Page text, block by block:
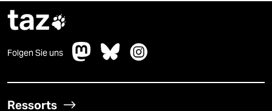
taz
Folgen Sie uns
Ressorts